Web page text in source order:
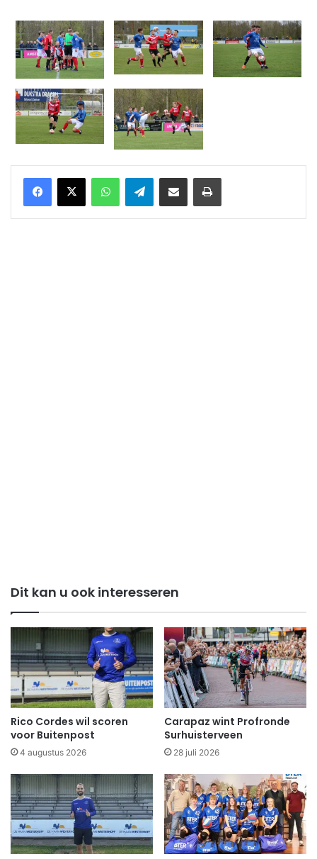
WhatsAppTelegramDelen via Email Print
Dit kan u ook interesseren
Rico Cordes wil scoren
voor Buitenpost
4 augustus 2026
Carapaz wint Profronde
Surhuisterveen
28 juli 2026